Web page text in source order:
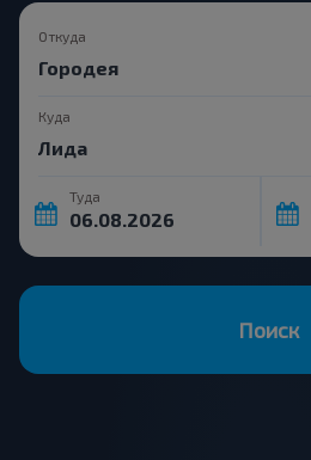
Откуда
Куда
Туда
Поиск